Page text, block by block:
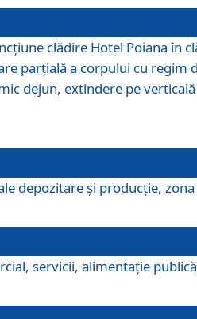
clădire Hotel Poiana
parţială a corpului cu
dejun, extindere pe
depozitare şi producţie,
servicii, alimentaţie